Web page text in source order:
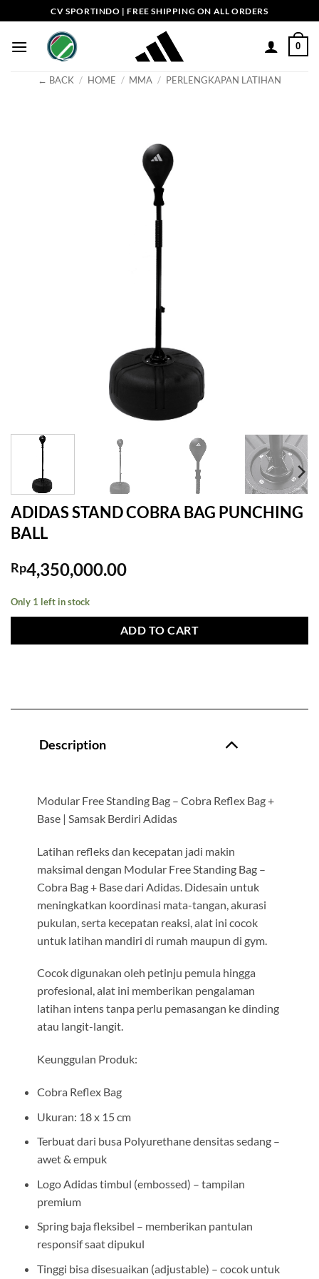
to
content
CV SPORTINDO | FREE SHIPPING ON ALL ORDERS
0
← BACK / HOME / MMA / PERLENGKAPAN LATIHAN
ADIDAS STAND COBRA BAG PUNCHING
BALL
Rp4,350,000.00
Only 1 left in stock
ADD TO CART
Description
Modular Free Standing Bag – Cobra Reflex Bag +
Base | Samsak Berdiri Adidas
Latihan refleks dan kecepatan jadi makin
maksimal dengan Modular Free Standing Bag –
Cobra Bag + Base dari Adidas. Didesain untuk
meningkatkan koordinasi mata-tangan, akurasi
pukulan, serta kecepatan reaksi, alat ini cocok
untuk latihan mandiri di rumah maupun di gym.
Cocok digunakan oleh petinju pemula hingga
profesional, alat ini memberikan pengalaman
latihan intens tanpa perlu pemasangan ke dinding
atau langit-langit.
Keunggulan Produk:
Cobra Reflex Bag
Ukuran: 18 x 15 cm
Terbuat dari busa Polyurethane densitas sedang –
awet & empuk
Logo Adidas timbul (embossed) – tampilan
premium
Spring baja fleksibel – memberikan pantulan
responsif saat dipukul
Tinggi bisa disesuaikan (adjustable) – cocok untuk